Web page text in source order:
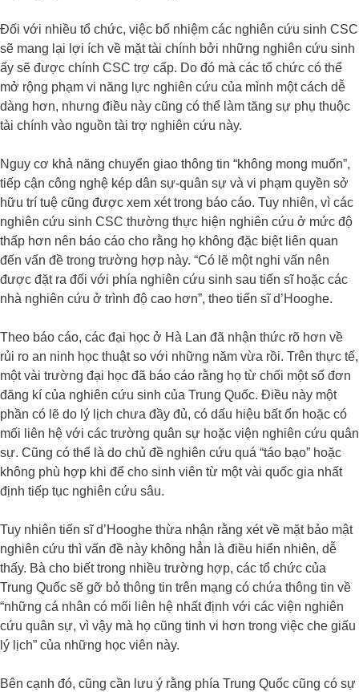
Đối với nhiều tổ chức, việc bổ nhiệm các nghiên cứu sinh CSC
sẽ mang lại lợi ích về mặt tài chính bởi những nghiên cứu sinh
ấy sẽ được chính CSC trợ cấp. Do đó mà các tổ chức có thể
mở rộng phạm vi năng lực nghiên cứu của mình một cách dễ
dàng hơn, nhưng điều này cũng có thể làm tăng sự phụ thuộc
tài chính vào nguồn tài trợ nghiên cứu này.
Nguy cơ khả năng chuyển giao thông tin “không mong muốn”,
tiếp cận công nghệ kép dân sự-quân sự và vi phạm quyền sở
hữu trí tuệ cũng được xem xét trong báo cáo. Tuy nhiên, vì các
nghiên cứu sinh CSC thường thực hiện nghiên cứu ở mức độ
thấp hơn nên báo cáo cho rằng họ không đặc biệt liên quan
đến vấn đề trong trường hợp này. “Có lẽ một nghi vấn nên
được đặt ra đối với phía nghiên cứu sinh sau tiến sĩ hoặc các
nhà nghiên cứu ở trình độ cao hơn”, theo tiến sĩ d’Hooghe.
Theo báo cáo, các đại học ở Hà Lan đã nhận thức rõ hơn về
rủi ro an ninh học thuật so với những năm vừa rồi. Trên thực tế,
một vài trường đại học đã báo cáo rằng họ từ chối một số đơn
đăng kí của nghiên cứu sinh của Trung Quốc. Điều này một
phần có lẽ do lý lịch chưa đầy đủ, có dấu hiệu bất ổn hoặc có
mối liên hệ với các trường quân sự hoặc viện nghiên cứu quân
sự. Cũng có thể là do chủ đề nghiên cứu quá “táo bạo” hoặc
không phù hợp khi để cho sinh viên từ một vài quốc gia nhất
định tiếp tục nghiên cứu sâu.
Tuy nhiên tiến sĩ d’Hooghe thừa nhận rằng xét về mặt bảo mật
nghiên cứu thì vấn đề này không hẳn là điều hiển nhiên, dễ
thấy. Bà cho biết trong nhiều trường hợp, các tổ chức của
Trung Quốc sẽ gỡ bỏ thông tin trên mạng có chứa thông tin về
“những cá nhân có mối liên hệ nhất định với các viện nghiên
cứu quân sự, vì vậy mà họ cũng tinh vi hơn trong việc che giấu
lý lịch” của những học viên này.
Bên cạnh đó, cũng cần lưu ý rằng phía Trung Quốc cũng có sự